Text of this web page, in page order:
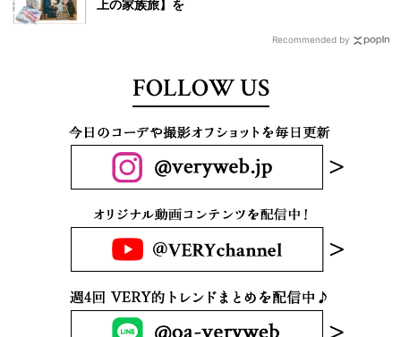
上の家族旅】を
Recommended by
FOLLOW US